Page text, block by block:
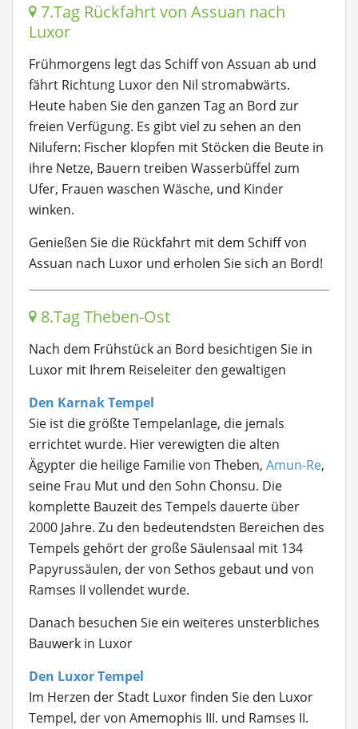
7.Tag Rückfahrt von Assuan nach
Luxor
Frühmorgens legt das Schiff von Assuan ab und
fährt Richtung Luxor den Nil stromabwärts.
Heute haben Sie den ganzen Tag an Bord zur
freien Verfügung. Es gibt viel zu sehen an den
Nilufern: Fischer klopfen mit Stöcken die Beute in
ihre Netze, Bauern treiben Wasserbüffel zum
Ufer, Frauen waschen Wäsche, und Kinder
winken.
Genießen Sie die Rückfahrt mit dem Schiff von
Assuan nach Luxor und erholen Sie sich an Bord!
8.Tag Theben-Ost
Nach dem Frühstück an Bord besichtigen Sie in
Luxor mit Ihrem Reiseleiter den gewaltigen
Den Karnak Tempel
Sie ist die größte Tempelanlage, die jemals
errichtet wurde. Hier verewigten die alten
Ägypter die heilige Familie von Theben, Amun-Re,
seine Frau Mut und den Sohn Chonsu. Die
komplette Bauzeit des Tempels dauerte über
2000 Jahre. Zu den bedeutendsten Bereichen des
Tempels gehört der große Säulensaal mit 134
Papyrussäulen, der von Sethos gebaut und von
Ramses II vollendet wurde.
Danach besuchen Sie ein weiteres unsterbliches
Bauwerk in Luxor
Den Luxor Tempel
Im Herzen der Stadt Luxor finden Sie den Luxor
Tempel, der von Amemophis III. und Ramses II.